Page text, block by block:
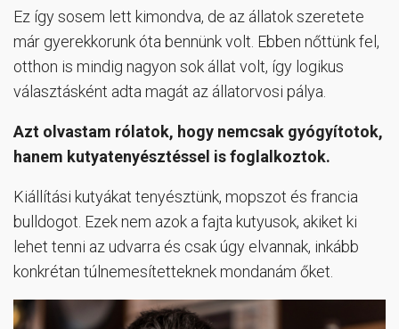
Ez így sosem lett kimondva, de az állatok szeretete
már gyerekkorunk óta bennünk volt. Ebben nőttünk fel,
otthon is mindig nagyon sok állat volt, így logikus
választásként adta magát az állatorvosi pálya.
Azt olvastam rólatok, hogy nemcsak gyógyítotok,
hanem kutyatenyésztéssel is foglalkoztok.
Kiállítási kutyákat tenyésztünk, mopszot és francia
bulldogot. Ezek nem azok a fajta kutyusok, akiket ki
lehet tenni az udvarra és csak úgy elvannak, inkább
konkrétan túlnemesítetteknek mondanám őket.